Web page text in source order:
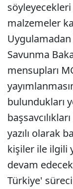
malzemeler
Uygulamadan
Savunma
mensupları
bulundukları
yazılı olarak
kişiler ile ilgili
devam
Türkiye'